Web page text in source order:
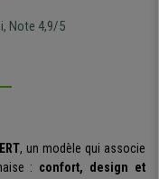
Note 4,9/5
, un modèle qui associe
: confort, design et